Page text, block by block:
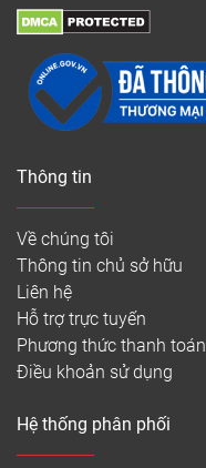
Thông tin
Về chúng tôi
Thông tin chủ sở hữu
Liên hệ
Hỗ trợ trực tuyến
Phương thức thanh toán
Điều khoản sử dụng
Hệ thống phân phối